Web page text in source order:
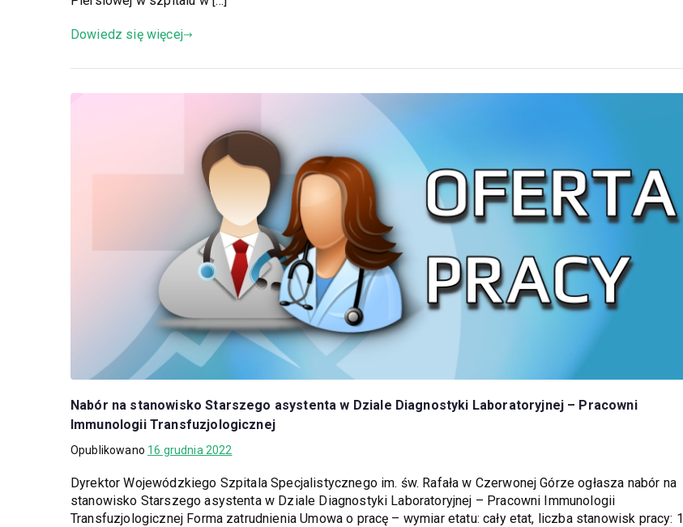
Dowiedz się więcej
Nabór na stanowisko Starszego asystenta w Dziale Diagnostyki Laboratoryjnej – Pracowni
Immunologii Transfuzjologicznej
Opublikowano 16 grudnia 2022
Dyrektor Wojewódzkiego Szpitala Specjalistycznego im. św. Rafała w Czerwonej Górze ogłasza nabór na
stanowisko Starszego asystenta w Dziale Diagnostyki Laboratoryjnej – Pracowni Immunologii
Transfuzjologicznej Forma zatrudnienia Umowa o pracę – wymiar etatu: cały etat, liczba stanowisk pracy: 1